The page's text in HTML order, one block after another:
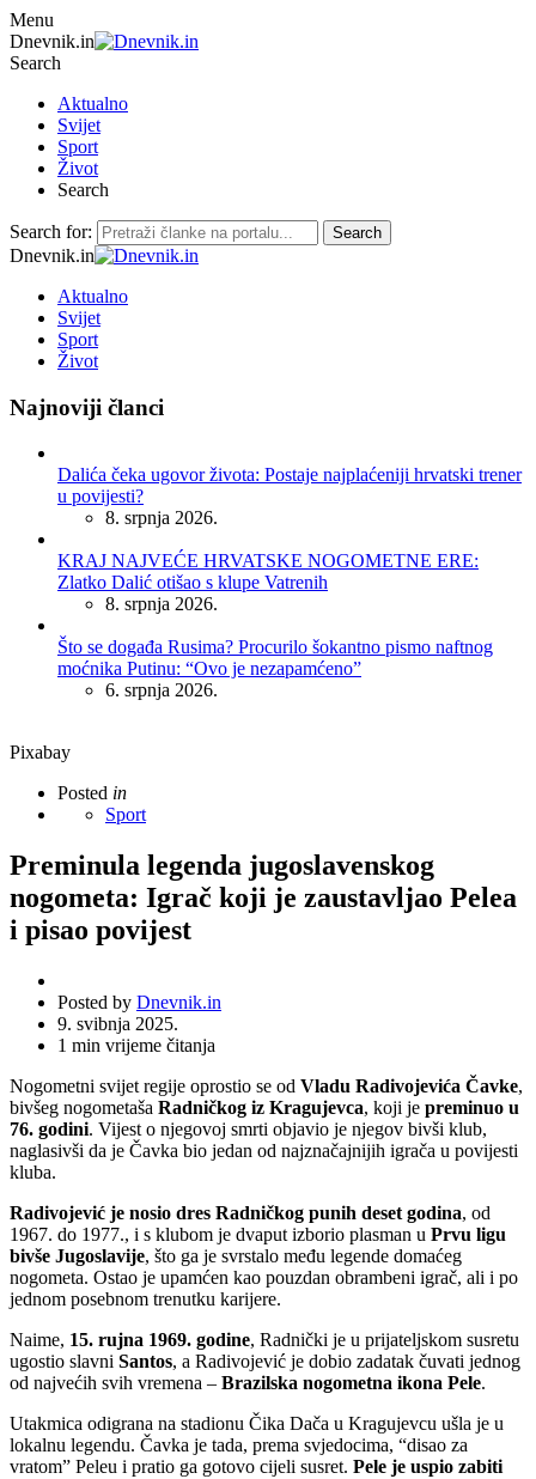
Menu
Dnevnik.in
Search
Aktualno
Svijet
Sport
Život
Search
Search for: Search
Dnevnik.in
Aktualno
Svijet
Sport
Život
Najnoviji članci
Dalića čeka ugovor života: Postaje najplaćeniji hrvatski trener
u povijesti?
8. srpnja 2026.
KRAJ NAJVEĆE HRVATSKE NOGOMETNE ERE:
Zlatko Dalić otišao s klupe Vatrenih
8. srpnja 2026.
Što se događa Rusima? Procurilo šokantno pismo naftnog
moćnika Putinu: “Ovo je nezapamćeno”
6. srpnja 2026.
Pixabay
Posted in
Sport
Preminula legenda jugoslavenskog
nogometa: Igrač koji je zaustavljao Pelea
i pisao povijest
Posted by Dnevnik.in
9. svibnja 2025.
1 min vrijeme čitanja
Nogometni svijet regije oprostio se od Vladu Radivojevića Čavke,
bivšeg nogometaša Radničkog iz Kragujevca, koji je preminuo u
76. godini. Vijest o njegovoj smrti objavio je njegov bivši klub,
naglasivši da je Čavka bio jedan od najznačajnijih igrača u povijesti
kluba.
Radivojević je nosio dres Radničkog punih deset godina, od
1967. do 1977., i s klubom je dvaput izborio plasman u Prvu ligu
bivše Jugoslavije, što ga je svrstalo među legende domaćeg
nogometa. Ostao je upamćen kao pouzdan obrambeni igrač, ali i po
jednom posebnom trenutku karijere.
Naime, 15. rujna 1969. godine, Radnički je u prijateljskom susretu
ugostio slavni Santos, a Radivojević je dobio zadatak čuvati jednog
od najvećih svih vremena – Brazilska nogometna ikona Pele.
Utakmica odigrana na stadionu Čika Dača u Kragujevcu ušla je u
lokalnu legendu. Čavka je tada, prema svjedocima, “disao za
vratom” Peleu i pratio ga gotovo cijeli susret. Pele je uspio zabiti